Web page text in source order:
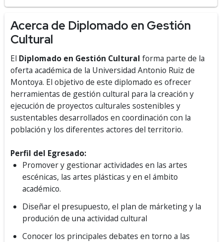
Acerca de Diplomado en Gestión
Cultural
El Diplomado en Gestión Cultural forma parte de la
oferta académica de la Universidad Antonio Ruiz de
Montoya. El objetivo de este diplomado es ofrecer
herramientas de gestión cultural para la creación y
ejecución de proyectos culturales sostenibles y
sustentables desarrollados en coordinación con la
población y los diferentes actores del territorio.
Perfil del Egresado:
Promover y gestionar actividades en las artes
escénicas, las artes plásticas y en el ámbito
académico.
Diseñar el presupuesto, el plan de márketing y la
produción de una actividad cultural
Conocer los principales debates en torno a las